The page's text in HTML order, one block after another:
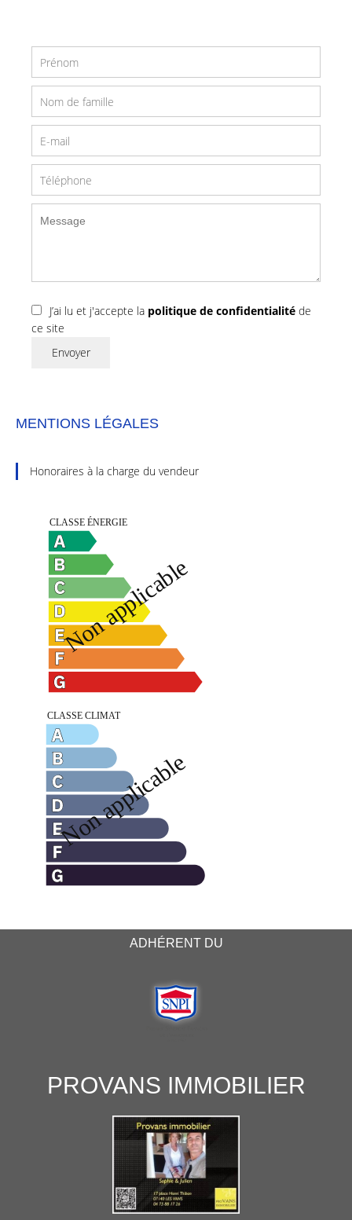
J’ai lu et j'accepte la politique de confidentialité de
ce site
Envoyer
MENTIONS LÉGALES
Honoraires à la charge du vendeur
ADHÉRENT DU
PROVANS IMMOBILIER